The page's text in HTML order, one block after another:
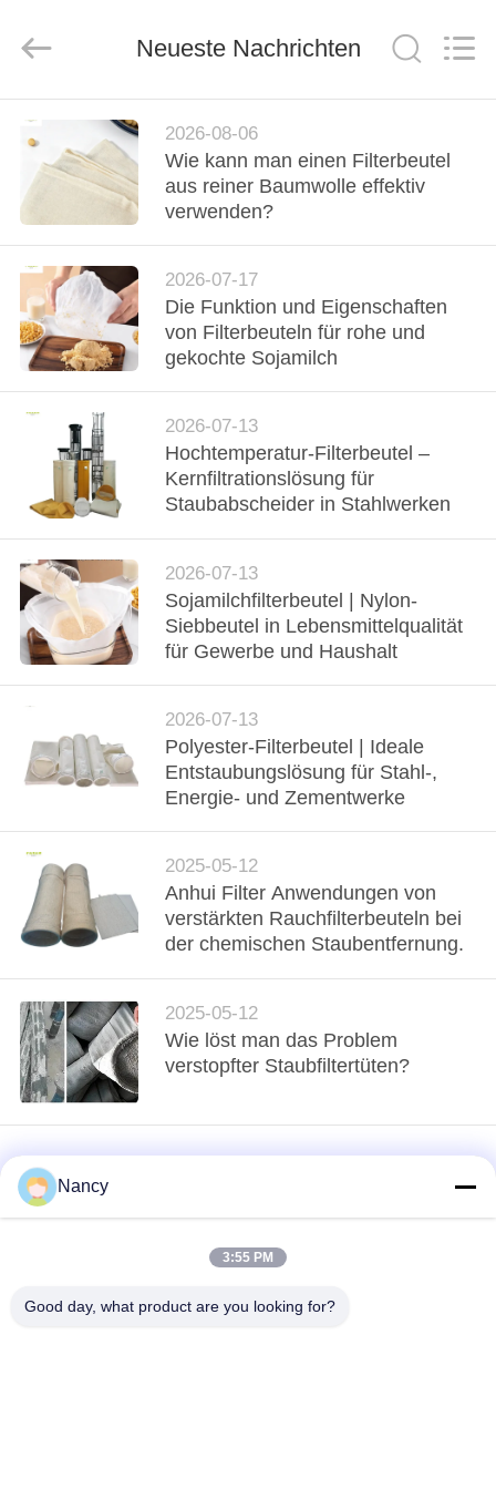
HAUS
PRODUKTE
ÜBER
UNS
FABRIK-
AUSFLUG
QUALITÄTSKONTROLLE
TRETEN
SIE
MIT
UNS
IN
VERBINDUNG
NACHRICHTEN
FORDERN
SIE EIN
ZITAT
SITEMAP
DATENSCHUTZRICHTLINIE
Co.,Ltd..
Neueste Nachrichten
2026-08-06
Wie kann man einen Filterbeutel
aus reiner Baumwolle effektiv
verwenden?
2026-07-17
Die Funktion und Eigenschaften
von Filterbeuteln für rohe und
gekochte Sojamilch
2026-07-13
Hochtemperatur-Filterbeutel –
Kernfiltrationslösung für
Staubabscheider in Stahlwerken
2026-07-13
Sojamilchfilterbeutel | Nylon-
Siebbeutel in Lebensmittelqualität
für Gewerbe und Haushalt
2026-07-13
Polyester-Filterbeutel | Ideale
Entstaubungslösung für Stahl-,
Energie- und Zementwerke
2025-05-12
Anhui Filter Anwendungen von
verstärkten Rauchfilterbeuteln bei
der chemischen Staubentfernung.
2025-05-12
Wie löst man das Problem
verstopfter Staubfiltertüten?
Nancy
3:55 PM
Good day, what product are you looking for?